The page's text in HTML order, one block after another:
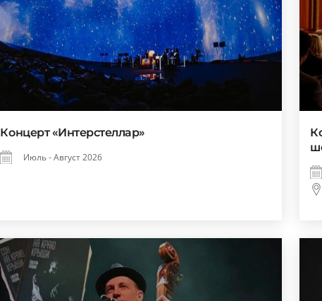
Концерт «Интерстеллар»
Июль - Август 2026